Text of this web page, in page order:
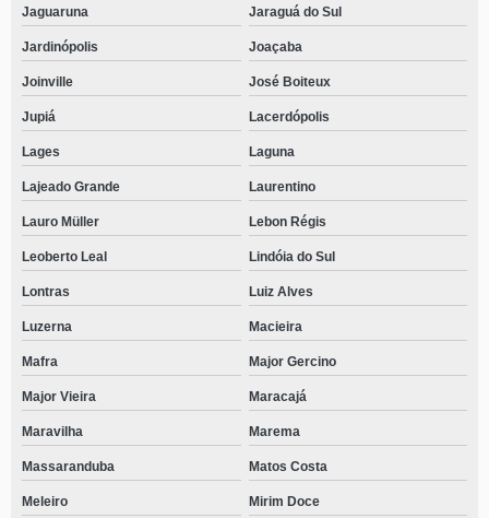
Jaguaruna Jaraguá do Sul
Jardinópolis Joaçaba
Joinville José Boiteux
Jupiá Lacerdópolis
Lages Laguna
Lajeado Grande Laurentino
Lauro Müller Lebon Régis
Leoberto Leal Lindóia do Sul
Lontras Luiz Alves
Luzerna Macieira
Mafra Major Gercino
Major Vieira Maracajá
Maravilha Marema
Massaranduba Matos Costa
Meleiro Mirim Doce